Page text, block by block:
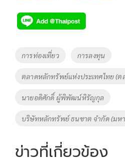
e
b
o
k
tt
er
p
y
Li
n
k
Tags
การท่องเที่ยว การลงทุน
ตลาดหลักทรัพย์แห่งประเทศไทย (ต
นายอดิศักดิ์ ผู้พิพัฒน์หิรัญกุล
บริษัทหลักทรัพย์ ธนชาต จำกัด (มห
ข่าวที่เกี่ยวข้อง